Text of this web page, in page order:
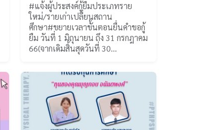
#แจ้งผู้ประสงค์กู้ยืมประเภทราย
ใหม่/รายเก่าเปลี่ยนสถาน
ศึกษา#ขยายเวลาขั้นตอนยื่นคำขอกู้
ยืม วันที่ 1 มิถุนายน ถึง 31 กรกฎาคม
66(จากเดิมสิ้นสุดวันที่ 30…